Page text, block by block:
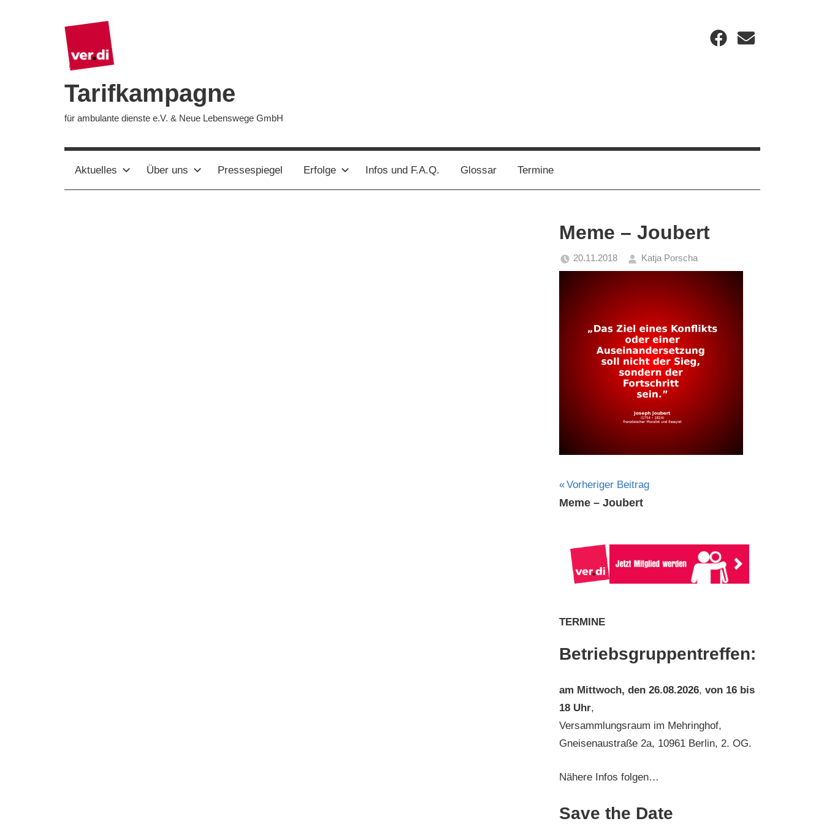
Tarifkampagne
für ambulante dienste e.V. & Neue Lebenswege GmbH
Facebook
Email
Aktuelles Über uns Pressespiegel Erfolge Infos und F.A.Q. Glossar Termine
Meme – Joubert
20.11.2018 Katja Porscha
Beitragsnavigation
Vorheriger Beitrag
Meme – Joubert
TERMINE
Betriebsgruppentreffen:
am Mittwoch, den 26.08.2026, von 16 bis
18 Uhr,
Versammlungsraum im Mehringhof,
Gneisenaustraße 2a, 10961 Berlin, 2. OG.
Nähere Infos folgen…
Save the Date